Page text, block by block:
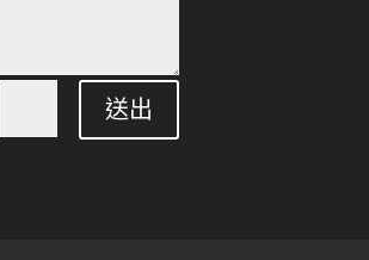
送出